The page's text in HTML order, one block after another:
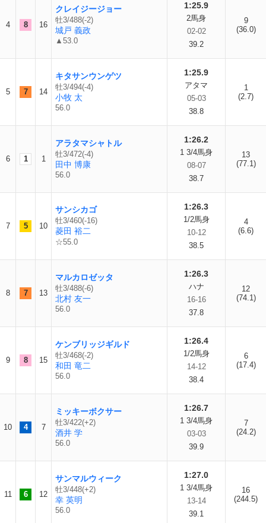
4 8 16
クレイジージョー
牡3/488(-2)
城戸 義政
▲53.0
1:25.9
2馬身
02-02
39.2
9
(36.0)
5 7 14
キタサンウンゲツ
牡3/494(-4)
小牧 太
56.0
1:25.9
アタマ
05-03
38.8
1
(2.7)
6 1 1
アラタマシャトル
牡3/472(-4)
田中 博康
56.0
1:26.2
1 3/4馬身
08-07
38.7
13
(77.1)
7 5 10
サンシカゴ
牡3/460(-16)
菱田 裕二
☆55.0
1:26.3
1/2馬身
10-12
38.5
4
(6.6)
8 7 13
マルカロゼッタ
牡3/488(-6)
北村 友一
56.0
1:26.3
ハナ
16-16
37.8
12
(74.1)
9 8 15
ケンブリッジギルド
牡3/468(-2)
和田 竜二
56.0
1:26.4
1/2馬身
14-12
38.4
6
(17.4)
10 4 7
ミッキーボクサー
牡3/422(+2)
酒井 学
56.0
1:26.7
1 3/4馬身
03-03
39.9
7
(24.2)
11 6 12
サンマルウィーク
牡3/448(+2)
幸 英明
56.0
1:27.0
1 3/4馬身
13-14
39.1
16
(244.5)